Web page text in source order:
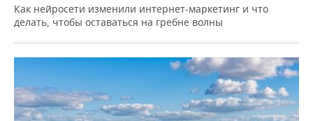
Как нейросети изменили интернет-маркетинг и что
делать, чтобы оставаться на гребне волны